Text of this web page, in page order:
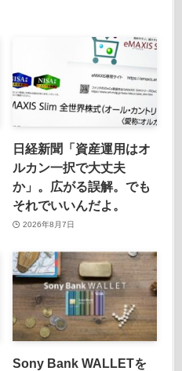
日経新聞「資産運用はオ
ルカン一択で大丈夫
か」。広がる誤解。でも
それでいいんだよ。
2026年8月7日
Sony Bank WALLETを